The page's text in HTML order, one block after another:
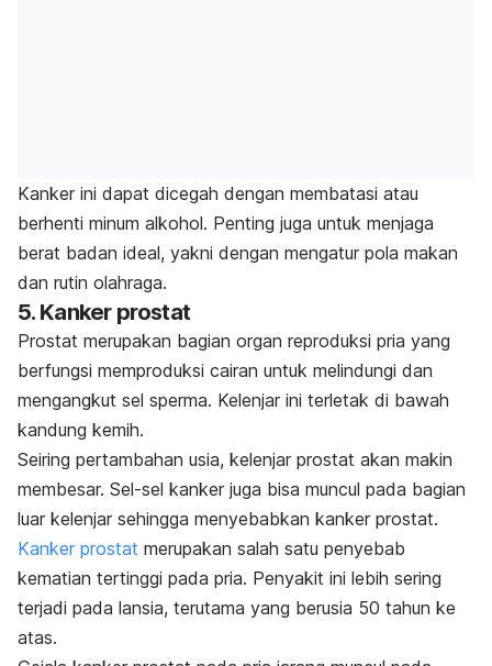
Kanker ini dapat dicegah dengan membatasi atau
berhenti minum alkohol. Penting juga untuk menjaga
berat badan ideal, yakni dengan mengatur pola makan
dan rutin olahraga.
5. Kanker prostat
Prostat merupakan bagian organ reproduksi pria yang
berfungsi memproduksi cairan untuk melindungi dan
mengangkut sel sperma. Kelenjar ini terletak di bawah
kandung kemih.
Seiring pertambahan usia, kelenjar prostat akan makin
membesar. Sel-sel kanker juga bisa muncul pada bagian
luar kelenjar sehingga menyebabkan kanker prostat.
Kanker prostat merupakan salah satu penyebab
kematian tertinggi pada pria. Penyakit ini lebih sering
terjadi pada lansia, terutama yang berusia 50 tahun ke
atas.